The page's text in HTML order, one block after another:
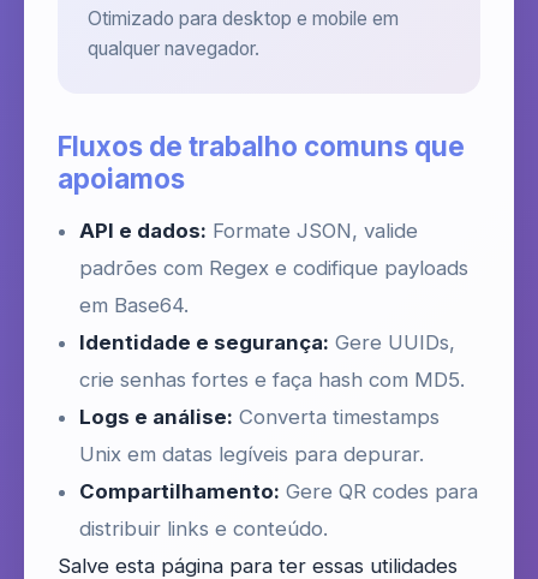
Otimizado para desktop e mobile em
qualquer navegador.
Fluxos de trabalho comuns que
apoiamos
API e dados: Formate JSON, valide
padrões com Regex e codifique payloads
em Base64.
Identidade e segurança: Gere UUIDs,
crie senhas fortes e faça hash com MD5.
Logs e análise: Converta timestamps
Unix em datas legíveis para depurar.
Compartilhamento: Gere QR codes para
distribuir links e conteúdo.
Salve esta página para ter essas utilidades